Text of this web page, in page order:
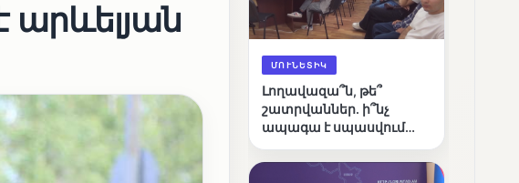
ՄՈՒՆԵՏԻԿ
Լողավազա՞ն, թե՞
շատրվաններ. ի՞նչ
ապագա է սպասվում
լճին